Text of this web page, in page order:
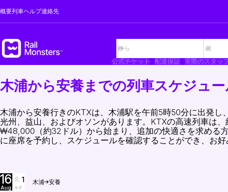
概要列車ヘルプ連絡先
公式チケット
配達保証 実際のスタッ
木浦から安養までの列車スケジュ
木浦から安養行きのKTXは、木浦駅を午前5時50分に出発し
光州、益山、およびオソンがあります。KTXの高速列車は
₩48,000（約32ドル）から始まり、追加の快適さを求める
に座席を予約し、スケジュールを確認することができ、お
16
Aug
1
座席
木浦 安養